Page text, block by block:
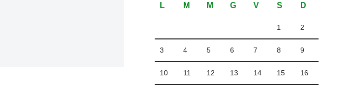
L M M G V S D
1 2
3 4 5 6 7 8 9
10 11 12 13 14 15 16